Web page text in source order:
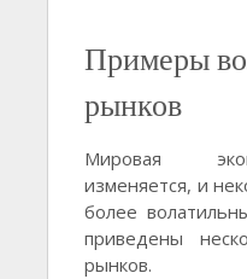
Примеры
рынков
Мировая
изменяется, и
более
приведены
рынков.